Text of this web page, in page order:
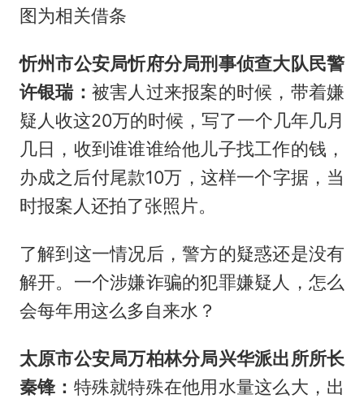
图为相关借条
忻州市公安局忻府分局刑事侦查大队民警
许银瑞： 被害人过来报案的时候，带着嫌
疑人收这20万的时候，写了一个几年几月
几日，收到谁谁谁给他儿子找工作的钱，
办成之后付尾款10万，这样一个字据，当
时报案人还拍了张照片。
了解到这一情况后，警方的疑惑还是没有
解开。一个涉嫌诈骗的犯罪嫌疑人，怎么
会每年用这么多自来水？
太原市公安局万柏林分局兴华派出所所长
秦锋： 特殊就特殊在他用水量这么大，出